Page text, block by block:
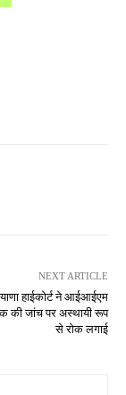
NEXT ARTICLE
हाईकोर्ट ने आईआईएम
की जांच पर अस्थायी रूप
से रोक लगाई